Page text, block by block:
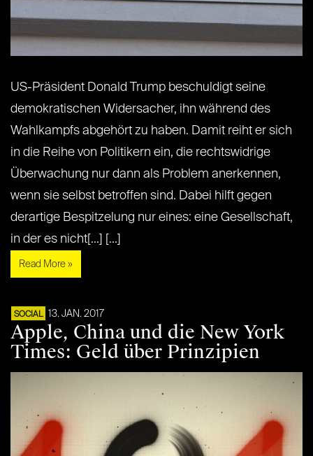
US-Präsident Donald Trump beschuldigt seine
demokratischen Widersacher, ihn während des
Wahlkampfs abgehört zu haben. Damit reiht er sich
in die Reihe von Politikern ein, die rechtswidrige
Überwachung nur dann als Problem anerkennen,
wenn sie selbst betroffen sind. Dabei hilft gegen
derartige Bespitzelung nur eines: eine Gesellschaft,
in der es nicht[...] [...]
Read More »
SOCIAL 13. JAN. 2017
Apple, China und die New York
Times: Geld über Prinzipien